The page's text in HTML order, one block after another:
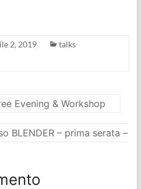
2, 2019
talks
Evening & Workshop
BLENDER – prima serata –